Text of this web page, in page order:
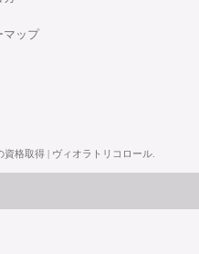
マップ
資格取得 | ヴィオラトリコロール